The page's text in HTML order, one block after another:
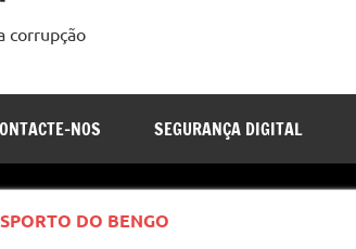
corrupção
NOS SEGURANÇA DIGITAL
DO BENGO